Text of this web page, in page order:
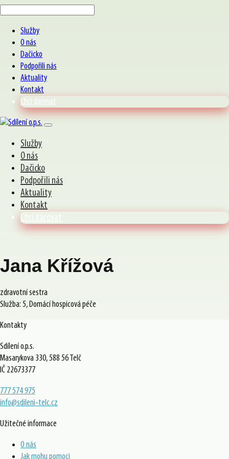
Služby
O nás
Dačicko
Podpořili nás
Aktuality
Kontakt
Chci darovat
Služby
O nás
Dačicko
Podpořili nás
Aktuality
Kontakt
Chci darovat
Jana Křížová
zdravotní sestra
Služba: 5, Domácí hospicová péče
Kontakty
Sdílení o.p.s.
Masarykova 330, 588 56 Telč
IČ 22673377
777 574 975
info@sdileni-telc.cz
Užitečné informace
O nás
Jak mohu pomoci